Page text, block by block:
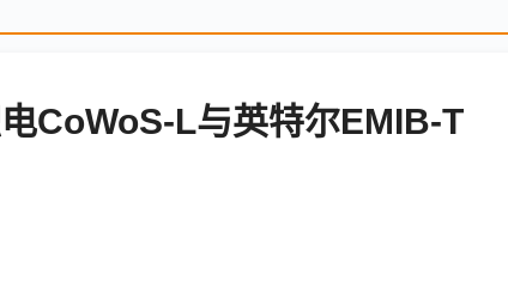
CoWoS-L与英特尔EMIB-T